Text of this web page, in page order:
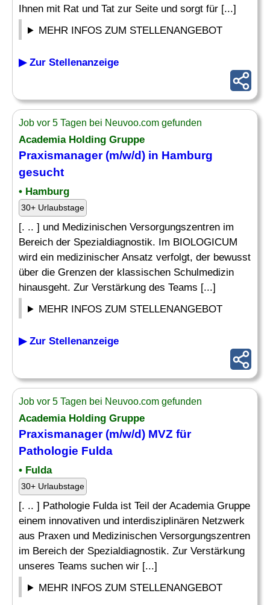
Ihnen mit Rat und Tat zur Seite und sorgt für [...]
MEHR INFOS ZUM STELLENANGEBOT
▶ Zur Stellenanzeige
Job vor 5 Tagen bei Neuvoo.com gefunden
Academia Holding Gruppe
Praxismanager(m/w/d) in Hamburg
gesucht
• Hamburg
30+ Urlaubstage
[. .. ] und Medizinischen Versorgungszentren im
Bereich der Spezialdiagnostik. Im BIOLOGICUM
wird ein medizinischer Ansatz verfolgt, der bewusst
über die Grenzen der klassischen Schulmedizin
hinausgeht. Zur Verstärkung des Teams [...]
MEHR INFOS ZUM STELLENANGEBOT
▶ Zur Stellenanzeige
Job vor 5 Tagen bei Neuvoo.com gefunden
Academia Holding Gruppe
Praxismanager(m/w/d) MVZ für
Pathologie Fulda
• Fulda
30+ Urlaubstage
[. .. ] Pathologie Fulda ist Teil der Academia Gruppe
einem innovativen und interdisziplinären Netzwerk
aus Praxen und Medizinischen Versorgungszentren
im Bereich der Spezialdiagnostik. Zur Verstärkung
unseres Teams suchen wir [...]
MEHR INFOS ZUM STELLENANGEBOT